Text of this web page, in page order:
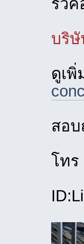
รั้วค
บริษั
ดูเ
สอบ
โทร